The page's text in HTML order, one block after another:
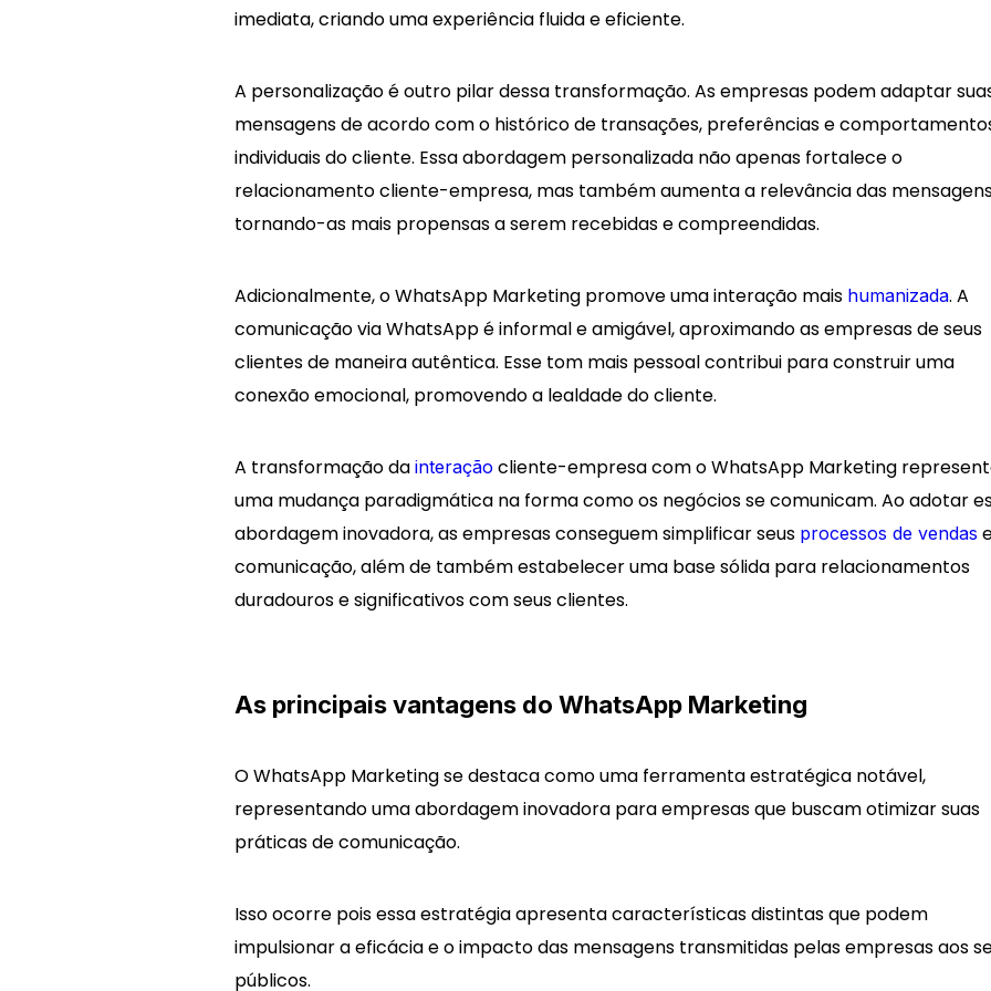
imediata, criando uma experiência fluida e eficiente.
A personalização é outro pilar dessa transformação. As empresas podem adaptar
mensagens de acordo com o histórico de transações, preferências e
individuais do cliente. Essa abordagem personalizada não apenas fortalece o
relacionamento cliente-empresa, mas também aumenta a relevância das
tornando-as mais propensas a serem recebidas e compreendidas.
Adicionalmente, o WhatsApp Marketing promove uma interação mais humanizada. A
comunicação via WhatsApp é informal e amigável, aproximando as empresas de seus
clientes de maneira autêntica. Esse tom mais pessoal contribui para construir uma
conexão emocional, promovendo a lealdade do cliente.
A transformação da interação cliente-empresa com o WhatsApp Marketing
uma mudança paradigmática na forma como os negócios se comunicam. Ao adotar
abordagem inovadora, as empresas conseguem simplificar seus processos de vendas
comunicação, além de também estabelecer uma base sólida para relacionamentos
duradouros e significativos com seus clientes.
As principais vantagens do WhatsApp Marketing
O WhatsApp Marketing se destaca como uma ferramenta estratégica notável,
representando uma abordagem inovadora para empresas que buscam otimizar suas
práticas de comunicação.
Isso ocorre pois essa estratégia apresenta características distintas que podem
impulsionar a eficácia e o impacto das mensagens transmitidas pelas empresas aos
públicos.